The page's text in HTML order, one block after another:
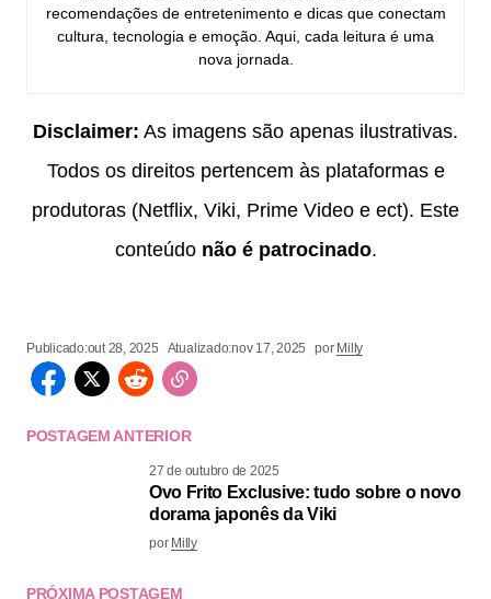
recomendações de entretenimento e dicas que conectam
cultura, tecnologia e emoção. Aqui, cada leitura é uma
nova jornada.
Disclaimer: As imagens são apenas ilustrativas.
Todos os direitos pertencem às plataformas e
produtoras (Netflix, Viki, Prime Video e ect). Este
conteúdo não é patrocinado.
Publicado:out 28, 2025 Atualizado:nov 17, 2025 por Milly
POSTAGEM ANTERIOR
27 de outubro de 2025
Ovo Frito Exclusive: tudo sobre o novo
dorama japonês da Viki
por Milly
PRÓXIMA POSTAGEM